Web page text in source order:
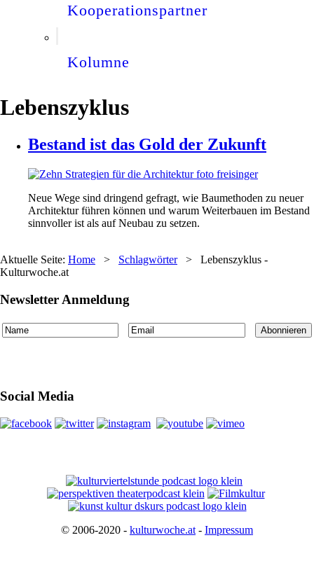
Kooperationspartner
Kolumne
Lebenszyklus
Bestand ist das Gold der Zukunft
Neue Wege sind dringend gefragt, wie Baumethoden zu neuer
Architektur führen können und warum Weiterbauen im Bestand
sinnvoller ist als auf Neubau zu setzen.
Aktuelle Seite: Home > Schlagwörter > Lebenszyklus -
Kulturwoche.at
Newsletter Anmeldung
Social Media
© 2006-2020 - kulturwoche.at - Impressum